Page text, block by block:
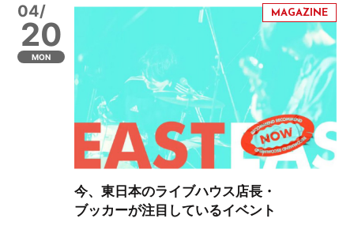
04/
20
MON
今、東日本のライブハウス店長・
ブッカーが注目しているイベント